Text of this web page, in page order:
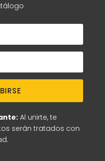
Al unirte, te
serán tratados con